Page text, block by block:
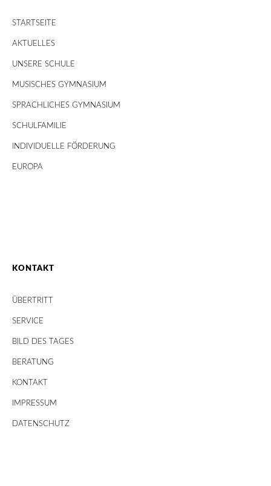
STARTSEITE
AKTUELLES
UNSERE SCHULE
MUSISCHES GYMNASIUM
SPRACHLICHES GYMNASIUM
SCHULFAMILIE
INDIVIDUELLE FÖRDERUNG
EUROPA
KONTAKT
ÜBERTRITT
SERVICE
BILD DES TAGES
BERATUNG
KONTAKT
IMPRESSUM
DATENSCHUTZ